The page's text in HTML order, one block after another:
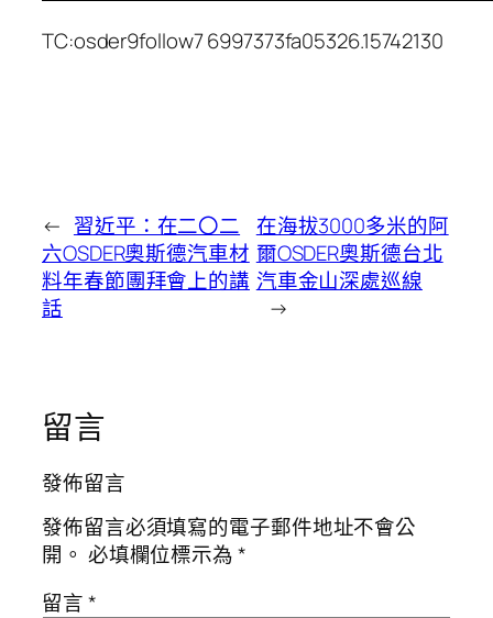
TC:osder9follow7 6997373fa05326.15742130
← 習近平：在二〇二
六OSDER奧斯德汽車材
料年春節團拜會上的講
話
在海拔3000多米的阿
爾OSDER奧斯德台北
汽車金山深處巡線
→
留言
發佈留言
發佈留言必須填寫的電子郵件地址不會公
開。 必填欄位標示為*
留言*